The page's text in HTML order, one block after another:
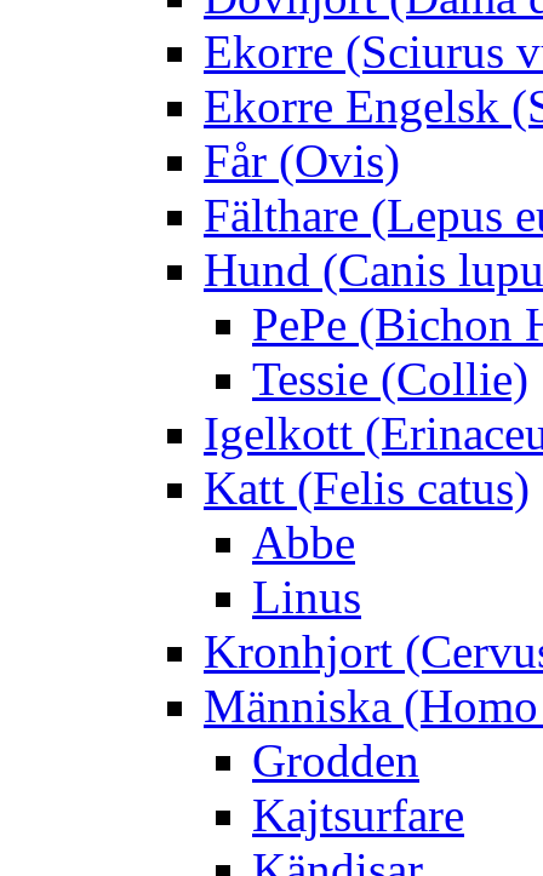
Ekorre (Sciurus
Ekorre Engelsk
Får (Ovis)
Fälthare (Lepus
Hund (Canis
PePe (Bichon
Tessie (Collie)
Igelkott
Katt (Felis catus)
Abbe
Linus
Kronhjort
Människa
Grodden
Kajtsurfare